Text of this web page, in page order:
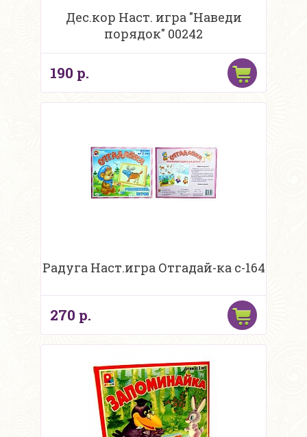
Дес.кор Наст. игра "Наведи
порядок" 00242
190 р.
Радуга Наст.игра Отгадай-ка с-164
270 р.